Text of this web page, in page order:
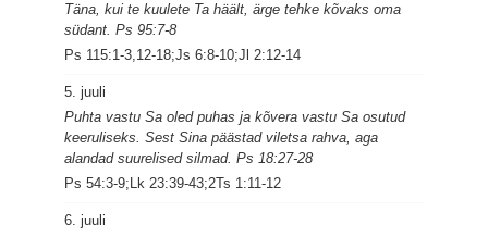
Täna, kui te kuulete Ta häält, ärge tehke kõvaks oma
südant. Ps 95:7-8
Ps 115:1-3,12-18;Js 6:8-10;Jl 2:12-14
5. juuli
Puhta vastu Sa oled puhas ja kõvera vastu Sa osutud
keeruliseks. Sest Sina päästad viletsa rahva, aga
alandad suurelised silmad. Ps 18:27-28
Ps 54:3-9;Lk 23:39-43;2Ts 1:11-12
6. juuli